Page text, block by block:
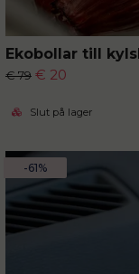
Ekobollar till
€ 79 € 20
Slut på lager
-61%